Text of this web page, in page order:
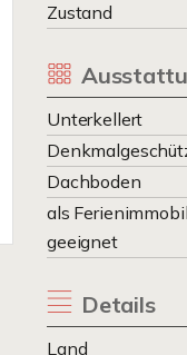
Zustand
Unterkellert
Dachboden
als
geeignet
Details
Land